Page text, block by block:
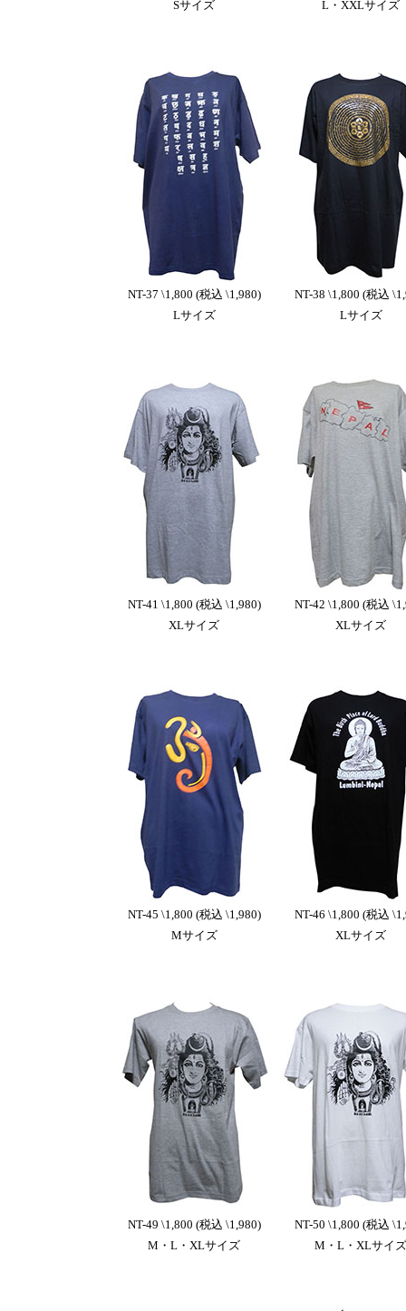
Sサイズ L・XXLサイズ
NT-37 \1,800 (税込 \1,980)
NT-38 \1,800 (税込
Lサイズ
Lサイズ
NT-41 \1,800 (税込 \1,980)
NT-42 \1,800 (税込
XLサイズ
XLサイズ
NT-45 \1,800 (税込 \1,980)
NT-46 \1,800 (税込
Mサイズ
XLサイズ
NT-49 \1,800 (税込 \1,980)
NT-50 \1,800 (税込
M・L・XLサイズ
M・L・XLサイズ